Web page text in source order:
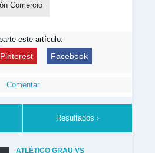
Comercio
este artículo:
Pinterest Facebook
Comentar
Resultados ›
ATLÉTICO GRAU VS